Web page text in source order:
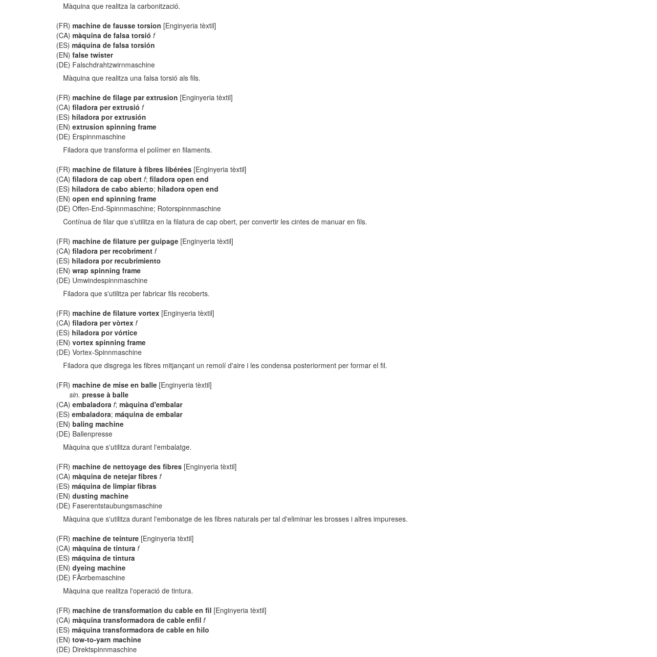
Màquina que realitza la carbonització.
(FR)machine de fausse torsion [Enginyeria tèxtil]
(CA)màquina de falsa torsió f
(ES)máquina de falsa torsión
(EN)false twister
(DE) Falschdrahtzwirnmaschine
Màquina que realitza una falsa torsió als fils.
(FR)machine de filage par extrusion [Enginyeria tèxtil]
(CA)filadora per extrusió f
(ES) hiladora por extrusión
(EN)extrusion spinning frame
(DE) Erspinnmaschine
Filadora que transforma el polímer en filaments.
(FR)machine de filature à fibres libérées [Enginyeria tèxtil]
(CA)filadora de cap obert f;filadora open end
(ES) hiladora de cabo abierto; hiladora open end
(EN)open end spinning frame
(DE) Offen-End-Spinnmaschine; Rotorspinnmaschine
Contínua de filar que s'utilitza en la filatura de cap obert, per convertir les cintes de manuar en fils.
(FR)machine de filature per guipage [Enginyeria tèxtil]
(CA)filadora per recobriment f
(ES) hiladora por recubrimiento
(EN)wrap spinning frame
(DE) Umwindespinnmaschine
Filadora que s'utilitza per fabricar fils recoberts.
(FR)machine de filature vortex [Enginyeria tèxtil]
(CA)filadora per vòrtex f
(ES) hiladora por vórtice
(EN)vortex spinning frame
(DE) Vortex-Spinnmaschine
Filadora que disgrega les fibres mitjançant un remolí d'aire i les condensa posteriorment per formar el fil.
(FR)machine de mise en balle [Enginyeria tèxtil]
sin. presse à balle
(CA)embaladora f;màquina d'embalar
(ES)embaladora;máquina de embalar
(EN)baling machine
(DE) Ballenpresse
Màquina que s'utilitza durant l'embalatge.
(FR)machine de nettoyage des fibres [Enginyeria tèxtil]
(CA)màquina de netejar fibres f
(ES)máquina de limpiar fibras
(EN)dusting machine
(DE) Faserentstaubungsmaschine
Màquina que s'utilitza durant l'embonatge de les fibres naturals per tal d'eliminar les brosses i altres impureses.
(FR)machine de teinture [Enginyeria tèxtil]
(CA)màquina de tintura f
(ES)máquina de tintura
(EN)dyeing machine
(DE) FÃ¤rbemaschine
Màquina que realitza l'operació de tintura.
(FR)machine de transformation du cable en fil [Enginyeria tèxtil]
(CA)màquina transformadora de cable enfil f
(ES)máquina transformadora de cable en hilo
(EN)tow-to-yarn machine
(DE) Direktspinnmaschine